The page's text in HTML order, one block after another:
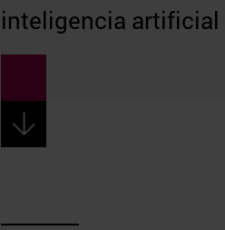
inteligencia artificial